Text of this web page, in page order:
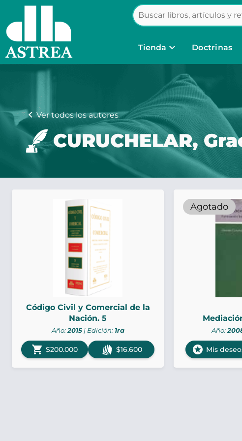
Tienda keyboard_arrow_down Doctrinas
chevron_leftVer todos los autores
CURUCHELAR,
Código Civil y Comercial de la
Nación. 5
Año:2015| Edición: 1ra
shopping_cart $200.000 $16.600
Agotado
Año:
stars Mis